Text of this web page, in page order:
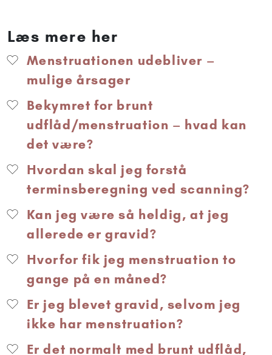
Læs mere her
Menstruationen udebliver –
mulige årsager
Bekymret for brunt
udflåd/menstruation – hvad kan
det være?
Hvordan skal jeg forstå
terminsberegning ved scanning?
Kan jeg være så heldig, at jeg
allerede er gravid?
Hvorfor fik jeg menstruation to
gange på en måned?
Er jeg blevet gravid, selvom jeg
ikke har menstruation?
Er det normalt med brunt udflåd,